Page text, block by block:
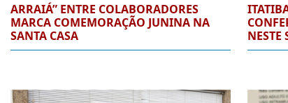
ARRAIÁ” ENTRE COLABORADORES
MARCA COMEMORAÇÃO JUNINA NA
SANTA CASA
NESTE